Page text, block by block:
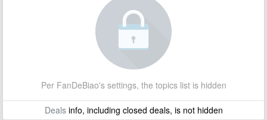
Per FanDeBiao's settings, the topics list is hidden
Dealsinfo, including closed deals, is not hidden